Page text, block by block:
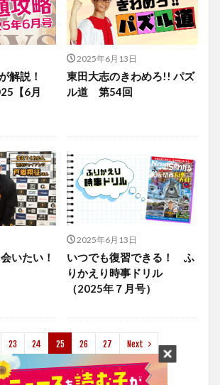
解説！
【6月
2025年6月13日
東田大志のきわめろ!! パズ
ル道 第54回
いたい！
2025年6月13日
いつでも復習できる！ ふ
りかえり時事ドリル
（2025年７月号）
23 24 25 26 27 Next